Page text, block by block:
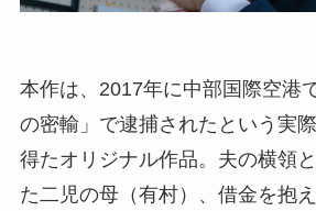
本作は、2017年に中部国際空港
の密輸」で逮捕されたという実
得たオリジナル作品。夫の横領
た二児の母（有村）、借金を抱